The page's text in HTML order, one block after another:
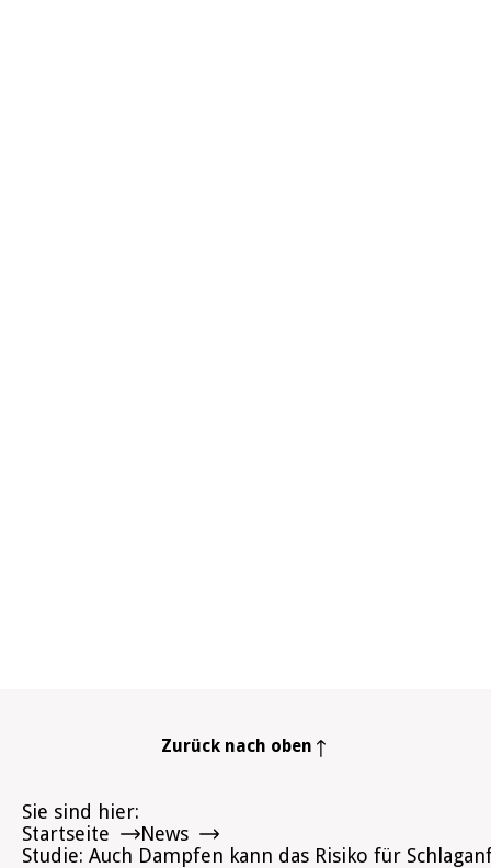
Zurück nach oben
Sie sind hier
Startseite
News
Studie: Auch Dampfen kann das Risiko für